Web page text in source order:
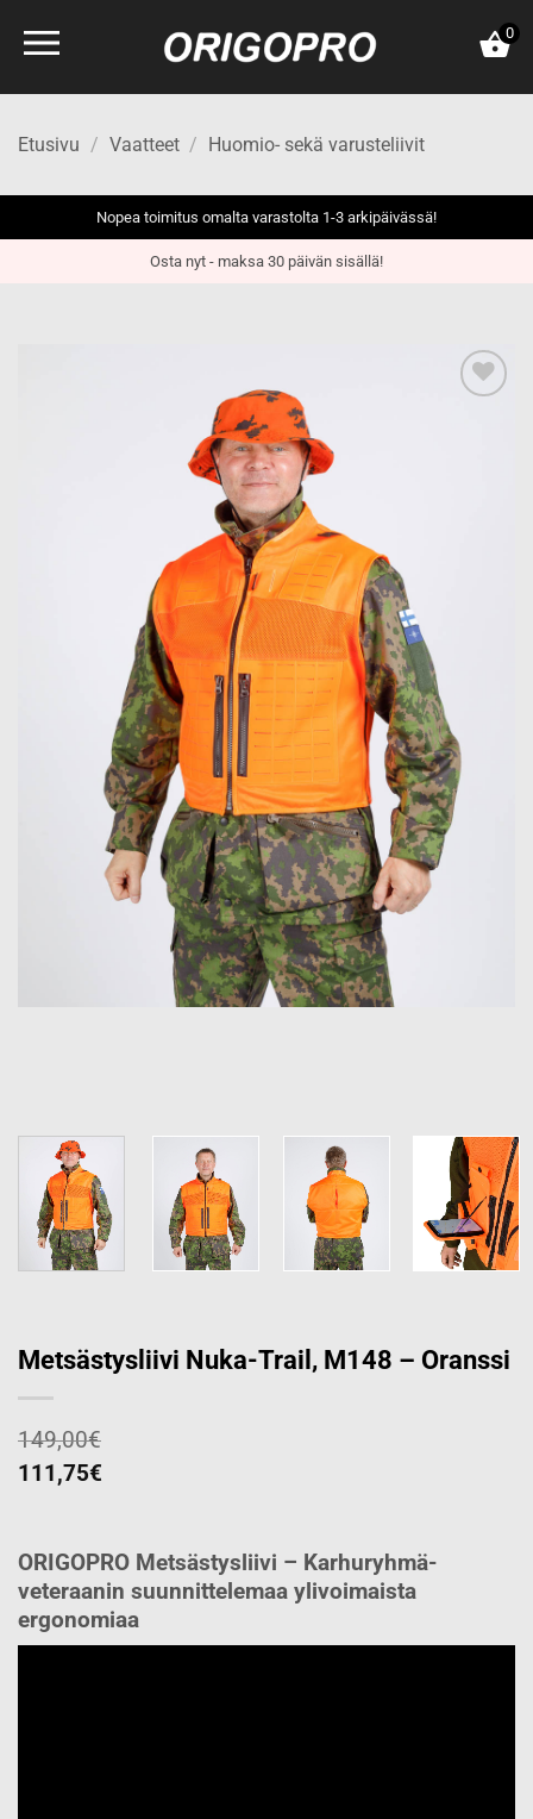
0
Etusivu / Vaatteet / Huomio- sekä varusteliivit
Nopea toimitus omalta varastolta 1-3 arkipäivässä!
Osta nyt - maksa 30 päivän sisällä!
Metsästysliivi Nuka-Trail, M148 – Oranssi
149,00€
111,75€
ORIGOPRO Metsästysliivi – Karhuryhmä-
veteraanin suunnittelemaa ylivoimaista
ergonomiaa